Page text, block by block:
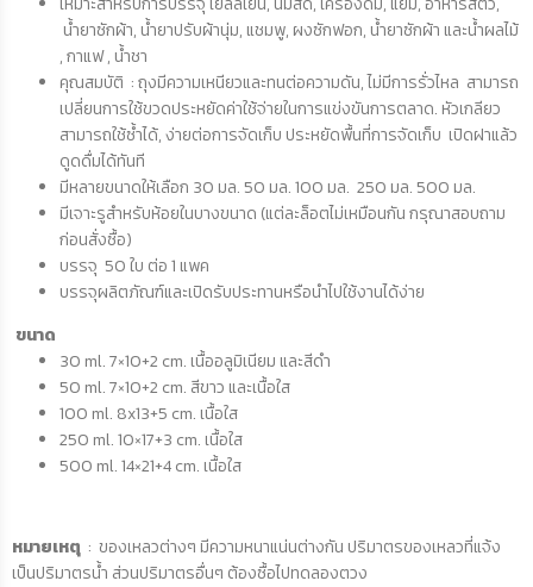
น้ำยาซักผ้า, น้ำยาปรับผ้านุ่ม, แชมพู, ผงซักฟอก, น้ำยาซักผ้า และน้ำผลไม้
, กาแฟ , น้ำชา
คุณสมบัติ : ถุงมีความเหนียวและทนต่อความดัน, ไม่มีการรั่วไหล สามารถ
เปลี่ยนการใช้ขวดประหยัดค่าใช้จ่ายในการแข่งขันการตลาด. หัวเกลียว
สามารถใช้ซ้ำได้, ง่ายต่อการจัดเก็บ ประหยัดพื้นที่การจัดเก็บ เปิดฝาแล้ว
ดูดดื่มได้ทันที
มีหลายขนาดให้เลือก 30 มล. 50 มล. 100 มล. 250 มล. 500 มล.
มีเจาะรูสำหรับห้อยในบางขนาด (แต่ละล็อตไม่เหมือนกัน กรุณาสอบถาม
ก่อนสั่งซื้อ)
บรรจุ 50 ใบ ต่อ 1 แพค
บรรจุผลิตภัณฑ์และเปิดรับประทานหรือนำไปใช้งานได้ง่าย
ขนาด
30 ml. 7×10+2 cm. เนื้ออลูมิเนียม และสีดำ
50 ml. 7×10+2 cm. สีขาว และเนื้อใส
100 ml. 8x13+5 cm. เนื้อใส
250 ml. 10×17+3 cm. เนื้อใส
500 ml. 14×21+4 cm. เนื้อใส
หมายเหตุ : ของเหลวต่างๆ มีความหนาแน่นต่างกัน ปริมาตรของเหลวที่แจ้ง
เป็นปริมาตรน้ำ ส่วนปริมาตรอื่นๆ ต้องซื้อไปทดลองตวง